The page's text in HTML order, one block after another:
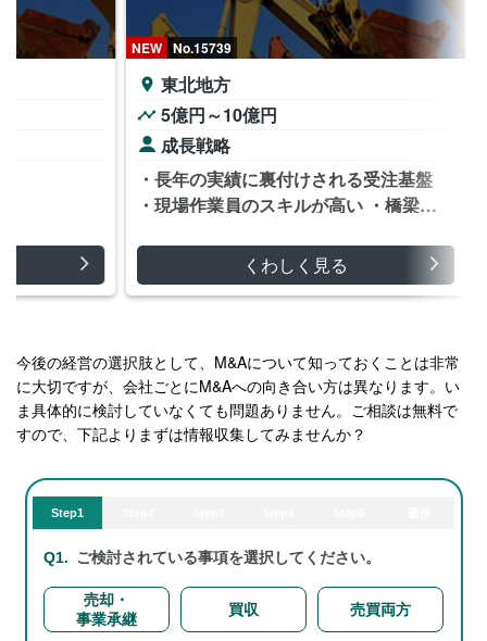
NEW No.15739
東北地方
5億円～10億円
成長戦略
・長年の実績に裏付けされる受注基盤
・現場作業員のスキルが高い ・橋梁な
くわしく見る
今後の経営の選択肢として、M&Aについて知っておくことは非常
に大切ですが、会社ごとにM&Aへの向き合い方は異なります。い
ま具体的に検討していなくても問題ありません。ご相談は無料で
すので、下記よりまずは情報収集してみませんか？